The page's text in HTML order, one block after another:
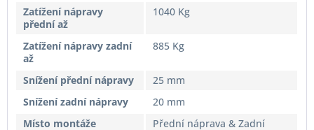
Zatížení nápravy
přední až
1040 Kg
Zatížení nápravy zadní
až
885 Kg
Snížení přední nápravy
25 mm
Snížení zadní nápravy
20 mm
Místo montáže
Přední náprava & Zadní